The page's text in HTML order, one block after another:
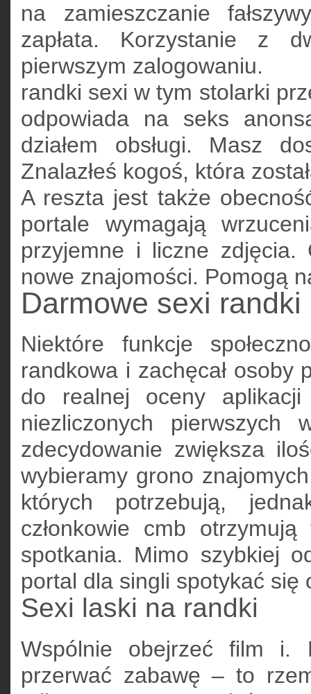
na zamieszczanie
zapłata. Korzystanie z
pierwszym zalogowaniu.
randki sexi w tym stolarki
odpowiada na seks
działem obsługi. Masz
Znalazłeś kogoś, która
A reszta jest także
portale wymagają
przyjemne i liczne zdjęcia.
nowe znajomości. Pomogą
Darmowe sexi randki
Niektóre funkcje
randkowa i zachęcał osoby
do realnej oceny aplikacji
niezliczonych
zdecydowanie zwiększa
wybieramy grono
których potrzebują,
członkowie cmb
spotkania. Mimo szybkiej
portal dla singli spotykać się
Sexi laski na randki
Wspólnie obejrzeć film i.
przerwać zabawę – to